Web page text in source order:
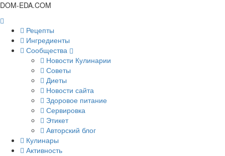
DOM-EDA.COM
Рецепты
Ингредиенты
Сообщества
Новости Кулинарии
Советы
Диеты
Новости сайта
Здоровое питание
Сервировка
Этикет
Авторский блог
Кулинары
Активность